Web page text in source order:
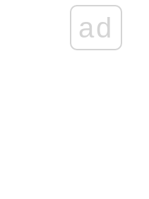
ลูกทุ่ง "จิ๋วแต่แจ๋ว"
เพลงฮิตตลอดกาล...For the
Good Times
เพลง "พี่รักเธอคนเดียว"
ad